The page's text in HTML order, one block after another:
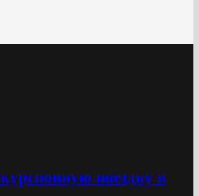
поездку в